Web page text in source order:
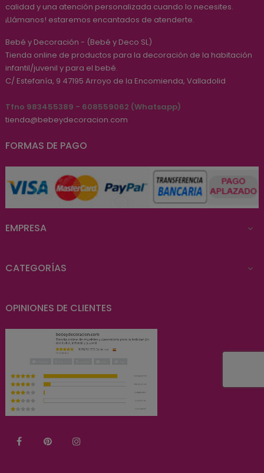
calidad y una atención personalizada cuando lo necesites.
¡Llámanos! estaremos encantados de atenderte.
Bebé y Decoración - (Bebé y Deco SL)
Tienda online de productos para la decoración de la habitación
infantil/juvenil y para el bebé.
C/ Estefanía, 9 47195 Arroyo de la Encomienda, Valladolid
Tfno 983455389 - 608559062 (Whatsapp)
tienda@bebeydecoracion.com
FORMAS DE PAGO
EMPRESA 
CATEGORÍAS 
OPINIONES DE CLIENTES
FacebookPinterest